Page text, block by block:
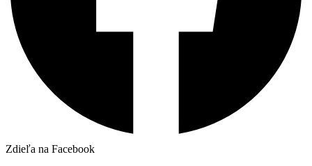
Zdieľa na Facebook